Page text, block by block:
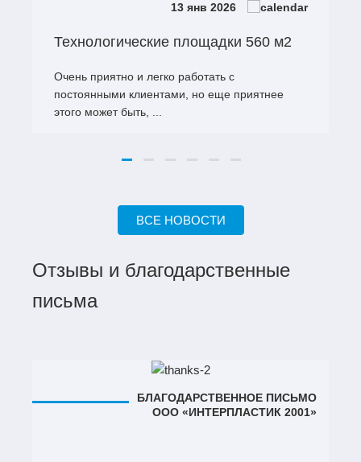
13 янв 2026
Технологические площадки 560 м2
Очень приятно и легко работать с
постоянными клиентами, но еще приятнее
этого может быть, ...
ВСЕ НОВОСТИ
Отзывы и благодарственные
письма
БЛАГОДАРСТВЕННОЕ ПИСЬМО
ООО «ИНТЕРПЛАСТИК 2001»